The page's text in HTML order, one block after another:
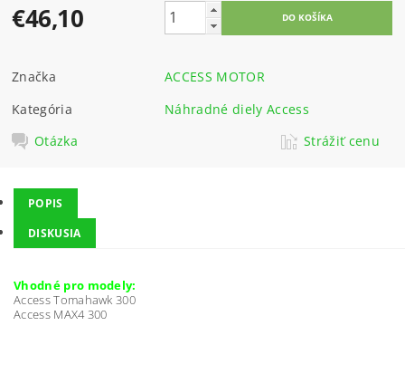
€46,10
Značka
ACCESS MOTOR
Kategória
Náhradné diely Access
Otázka
Strážiť cenu
POPIS
DISKUSIA
Vhodné pro modely:
Access Tomahawk 300
Access MAX4 300